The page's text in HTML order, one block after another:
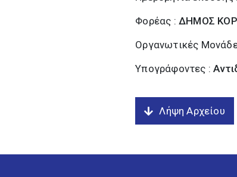
Φορέας :ΔΗΜΟΣ
Οργανωτικές
Υπογράφοντες :
Λήψη Αρχείου